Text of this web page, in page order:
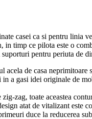
casei ca si pentru linia
timp ce pilota este o
pentru periuta de
de casa neprimitoare
a gasi idei originale de
toate aceastea
atat de vitalizant
duce la reducerea